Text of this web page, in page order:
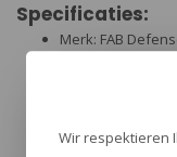
Specificaties:
Merk: FAB
Kleur: zwart
Wir respektieren